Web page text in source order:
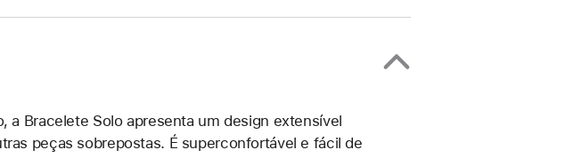
a Bracelete Solo apresenta um design extensível
peças sobrepostas. É superconfortável e fácil de